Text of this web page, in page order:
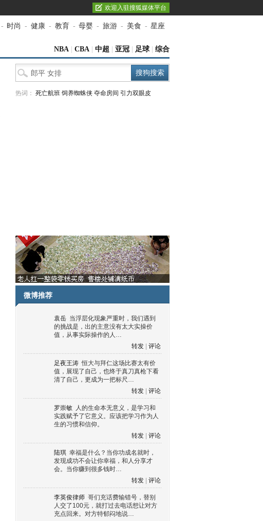
欢迎入驻搜狐媒体平台
- 时尚 - 健康 - 教育 - 母婴 - 旅游 - 美食 - 星座
NBA CBA 中超 亚冠 足球 综合
热词： 死亡航班 饲养蜘蛛侠 夺命房间 引力双眼皮
微博推荐
袁岳 当浮层化现象严重时，我们遇到
的挑战是，出的主意没有太大实操价
值，从事实际操作的人…
转发
评论
足夜王涛 恒大与拜仁这场比赛太有价
值，展现了自己，也终于真刀真枪下看
清了自己，更成为一把标尺…
转发
评论
罗崇敏 人的生命本无意义，是学习和
实践赋予了它意义。应该把学习作为人
生的习惯和信仰。
转发
评论
陆琪 幸福是什么？当你功成名就时，
发现成功不会让你幸福，和人分享才
会。当你赚到很多钱时…
转发
评论
李英俊律师 哥们充话费输错号，替别
人交了100元，就打过去电话想让对方
充点回来。对方特郁闷地说…